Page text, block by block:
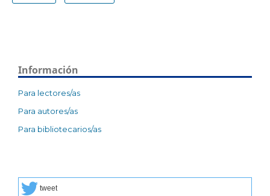
Información
Para lectores/as
Para autores/as
Para bibliotecarios/as
tweet